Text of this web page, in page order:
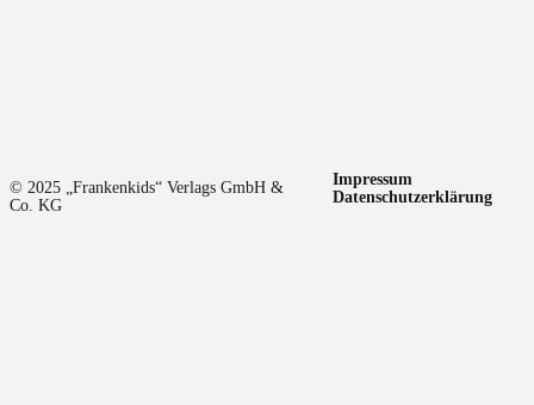
© 2025 „Frankenkids“ Verlags GmbH &
Co. KG
Impressum
Datenschutzerklärung